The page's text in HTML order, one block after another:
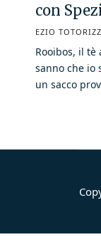
con
EZIO
Rooibos, il tè
sanno che io
un sacco